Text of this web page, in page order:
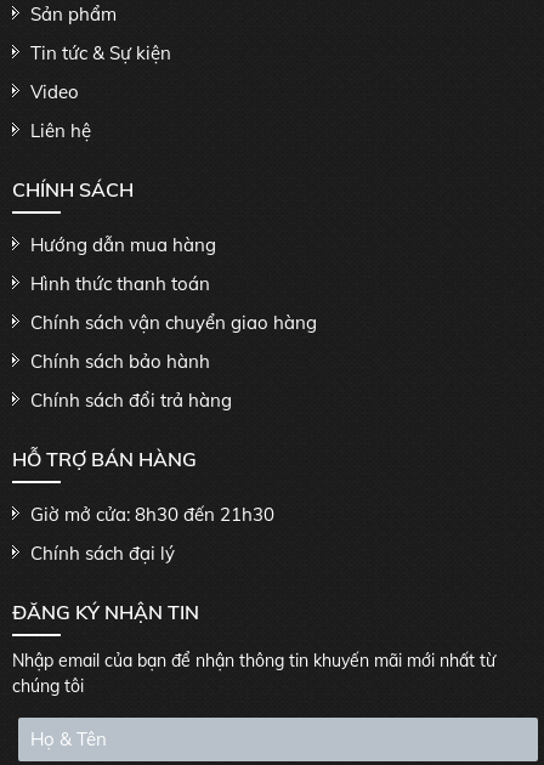
Sản phẩm
Tin tức & Sự kiện
Video
Liên hệ
CHÍNH SÁCH
Hướng dẫn mua hàng
Hình thức thanh toán
Chính sách vận chuyển giao hàng
Chính sách bảo hành
Chính sách đổi trả hàng
HỖ TRỢ BÁN HÀNG
Giờ mở cửa: 8h30 đến 21h30
Chính sách đại lý
ĐĂNG KÝ NHẬN TIN
Nhập email của bạn để nhận thông tin khuyến mãi mới nhất từ
chúng tôi